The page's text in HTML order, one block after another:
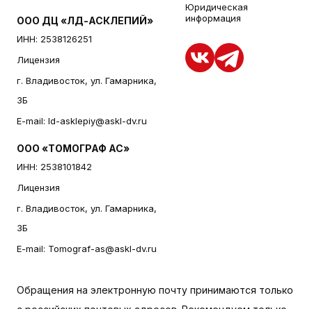
ООО ДЦ «ЛД-АСКЛЕПИЙ»
ИНН: 2538126251
Лицензия
г. Владивосток, ул. Гамарника,
3Б
E-mail: ld-asklepiy@askl-dv.ru
ООО «ТОМОГРАФ АС»
ИНН: 2538101842
Лицензия
г. Владивосток, ул. Гамарника,
3Б
E-mail: Tomograf-as@askl-dv.ru
Юридическая
информация
Обращения на электронную почту принимаются только